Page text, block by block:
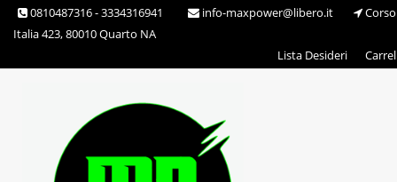
Skip 0810487316 - 3334316941 info-maxpower@libero.it
Corso
Italia 423, 80010 Quarto NA
Lista Desideri